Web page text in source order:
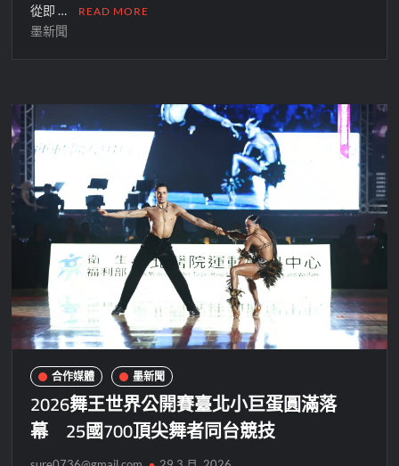
從即 … READ MORE
墨新聞
合作媒體 墨新聞
2026舞王世界公開賽臺北小巨蛋圓滿落
幕 25國700頂尖舞者同台競技